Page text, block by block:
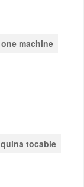
machine
tocable